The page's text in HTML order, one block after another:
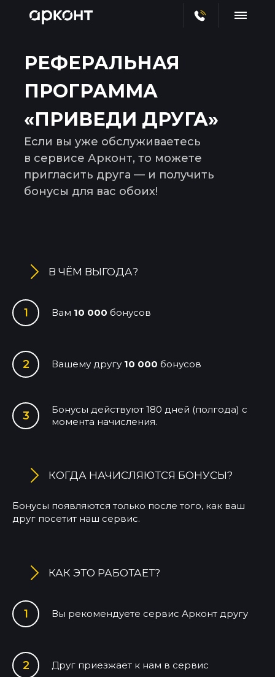
РЕФЕРАЛЬНАЯ
ПРОГРАММА
«ПРИВЕДИ ДРУГА»
Если вы уже обслуживаетесь
в сервисе Арконт, то можете
пригласить друга — и получить
бонусы для вас обоих!
В ЧЁМ ВЫГОДА?
Вам 10 000 бонусов
Вашему другу 10 000 бонусов
Бонусы действуют 180 дней (полгода) с
момента начисления.
КОГДА НАЧИСЛЯЮТСЯ БОНУСЫ?
Бонусы появляются только после того, как ваш
друг посетит наш сервис.
КАК ЭТО РАБОТАЕТ?
Вы рекомендуете сервис Арконт другу
Друг приезжает к нам в сервис